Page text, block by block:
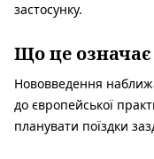
застосунку.
Що це означає
Нововведення
до європейської
планувати поїздки